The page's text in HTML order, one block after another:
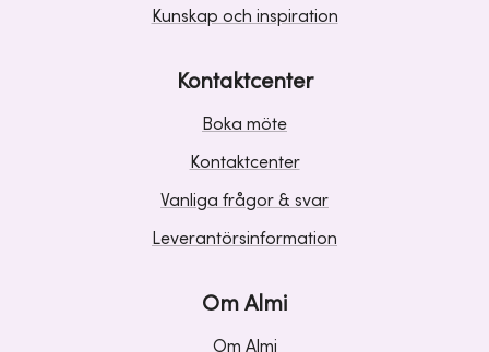
Kunskap och inspiration
Kontaktcenter
Boka möte
Kontaktcenter
Vanliga frågor & svar
Leverantörsinformation
Om Almi
Om Almi